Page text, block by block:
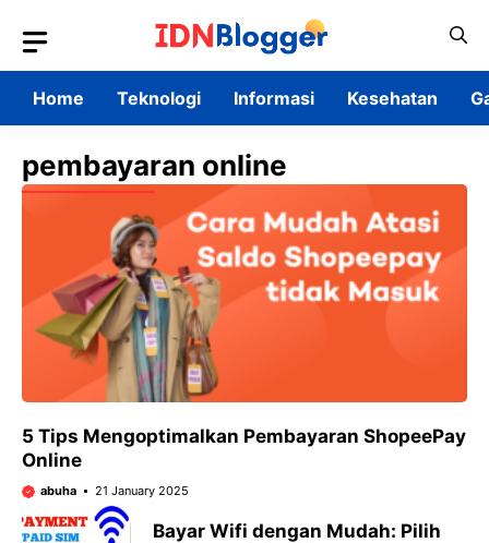
content
Home
Teknologi Informasi Kesehatan
pembayaran online
5 Tips Mengoptimalkan Pembayaran ShopeePay
Online
abuha 21 January 2025
Bayar Wifi dengan Mudah: Pilih